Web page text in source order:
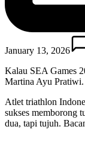
January 13, 2026
Kalau SEA Games
Martina Ayu Pratiwi.
Atlet triathlon
sukses memborong
dua, tapi tujuh.